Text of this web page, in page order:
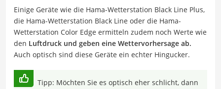
Einige Geräte wie die Hama-Wetterstation Black Line Plus,
die Hama-Wetterstation Black Line oder die Hama-
Wetterstation Color Edge ermitteln zudem noch Werte wie
den Luftdruck und geben eine Wettervorhersage ab.
Auch optisch sind diese Geräte ein echter Hingucker.
Tipp: Möchten Sie es optisch eher schlicht, dann